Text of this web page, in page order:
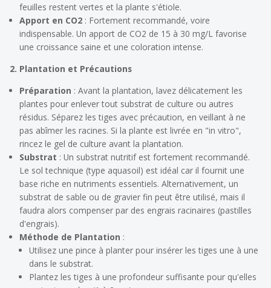
feuilles restent vertes et la plante s'étiole.
Apport en CO2 : Fortement recommandé, voire
indispensable. Un apport de CO2 de 15 à 30 mg/L favorise
une croissance saine et une coloration intense.
2. Plantation et Précautions
Préparation : Avant la plantation, lavez délicatement les
plantes pour enlever tout substrat de culture ou autres
résidus. Séparez les tiges avec précaution, en veillant à ne
pas abîmer les racines. Si la plante est livrée en "in vitro",
rincez le gel de culture avant la plantation.
Substrat : Un substrat nutritif est fortement recommandé.
Le sol technique (type aquasoil) est idéal car il fournit une
base riche en nutriments essentiels. Alternativement, un
substrat de sable ou de gravier fin peut être utilisé, mais il
faudra alors compenser par des engrais racinaires (pastilles
d'engrais).
Méthode de Plantation :
Utilisez une pince à planter pour insérer les tiges une à une
dans le substrat.
Plantez les tiges à une profondeur suffisante pour qu'elles